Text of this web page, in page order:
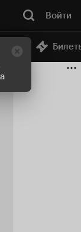
Войти